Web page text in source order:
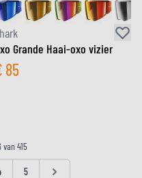
Grande Haai-oxo vizier
85
van415
Pagina
5 Pagina